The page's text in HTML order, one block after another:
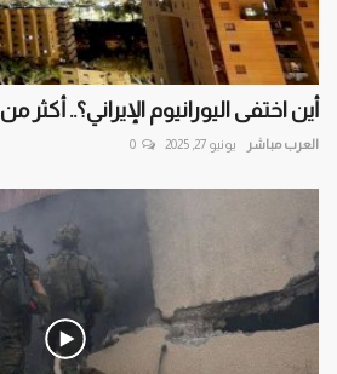
أين اختفى اليورانيوم الإيراني؟.. أكثر من 400 كيلوغرام تثير...
العرب مباشر يونيو 27, 2025 0